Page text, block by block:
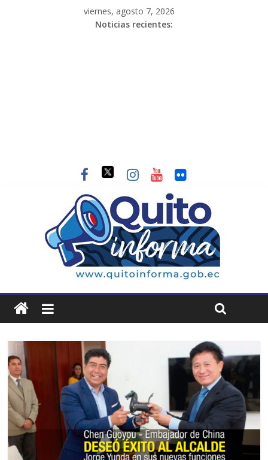
viernes, agosto 7, 2026
Noticias recientes: